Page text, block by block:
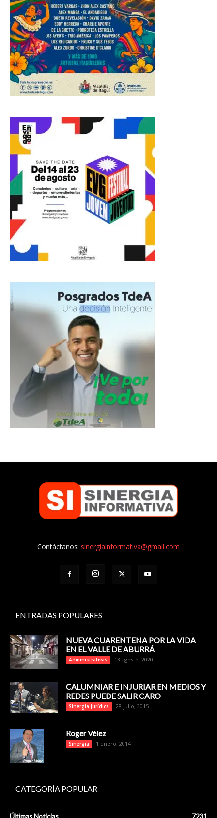
Contáctanos: sinergiainformativa@gmail.com
ENTRADAS POPULARES
NUEVA CUARENTENA POR LA VIDA
EN EL VALLE DE ABURRÁ
Administrativas 13 agosto, 2020
CALUMNIAR E INJURIAR EN MEDIOS Y
REDES PUEDE SALIR CARO
Sinergia Jurídica 28 julio, 2015
Roger Vélez
Sinergia 1 enero, 2014
CATEGORÍA POPULAR
Últimas Noticias 7231